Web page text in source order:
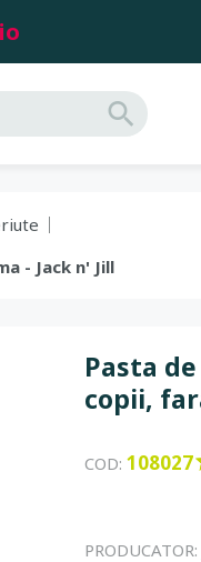
- Jack n' Jill
Pasta
copii,
COD: 108027
PRODUCATOR: